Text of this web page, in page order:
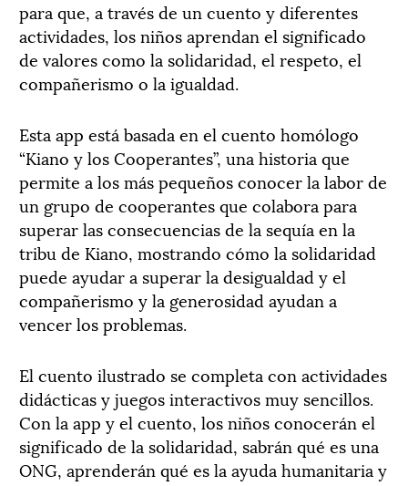
para que, a través de un cuento y diferentes
actividades, los niños aprendan el significado
de valores como la solidaridad, el respeto, el
compañerismo o la igualdad.
Esta app está basada en el cuento homólogo
“Kiano y los Cooperantes”, una historia que
permite a los más pequeños conocer la labor de
un grupo de cooperantes que colabora para
superar las consecuencias de la sequía en la
tribu de Kiano, mostrando cómo la solidaridad
puede ayudar a superar la desigualdad y el
compañerismo y la generosidad ayudan a
vencer los problemas.
El cuento ilustrado se completa con actividades
didácticas y juegos interactivos muy sencillos.
Con la app y el cuento, los niños conocerán el
significado de la solidaridad, sabrán qué es una
ONG, aprenderán qué es la ayuda humanitaria y